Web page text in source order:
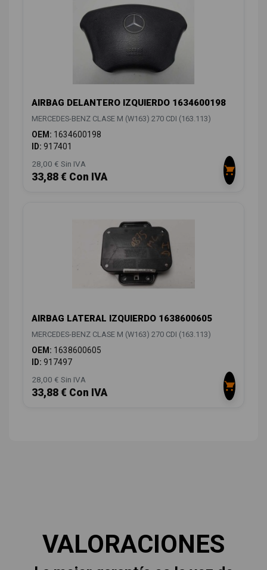
AIRBAG DELANTERO IZQUIERDO 1634600198
MERCEDES-BENZ CLASE M (W163) 270 CDI (163.113)
OEM: 1634600198
ID: 917401
28,00 € Sin IVA
33,88 € Con IVA
AIRBAG LATERAL IZQUIERDO 1638600605
MERCEDES-BENZ CLASE M (W163) 270 CDI (163.113)
OEM: 1638600605
ID: 917497
28,00 € Sin IVA
33,88 € Con IVA
VALORACIONES